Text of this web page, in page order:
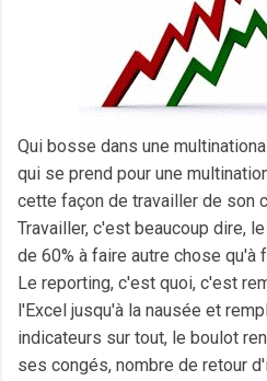
Qui bosse dans une
qui se prend pour une
cette façon de travailler de son
Travailler, c'est beaucoup dire,
de 60% à faire autre chose qu'à
Le reporting, c'est quoi, c'est
l'Excel jusqu'à la nausée et
indicateurs sur tout, le boulot
ses congés, nombre de retour